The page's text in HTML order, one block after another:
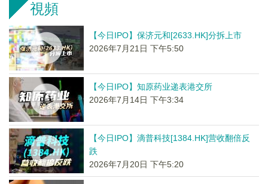
視頻
【今日IPO】保济元和[2633.HK]分拆上市
2026年7月21日 下午5:50
【今日IPO】知原药业递表港交所
2026年7月14日 下午3:34
【今日IPO】滴普科技[1384.HK]营收翻倍反
跌
2026年7月20日 下午5:20